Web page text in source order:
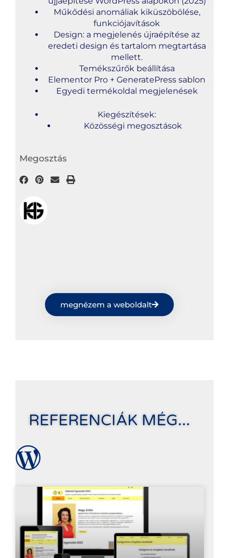
megnézem a weboldalt
Műkődési anomáliak kiküszöbölése,
funkciójavítások
Design: a megjelenés újraépítése az
eredeti design és tartalom megtartása
mellett.
Temékszűrők beállítása
Elementor Pro + GeneratePress sablon
Egyedi termékoldal megjelenések
Kiegészítések:
Közösségi megosztások
Megosztás
REFERENCIÁK MÉG...